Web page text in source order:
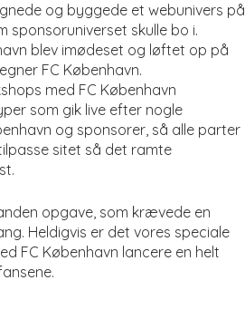
og byggede et webunivers på
sponsoruniverset skulle bo i.
blev imødeset og løftet op på
FC København.
med FC København
som gik live efter nogle
og sponsorer, så alle parter
sitet så det ramte
opgave, som krævede en
Heldigvis er det vores speciale
FC København lancere en helt